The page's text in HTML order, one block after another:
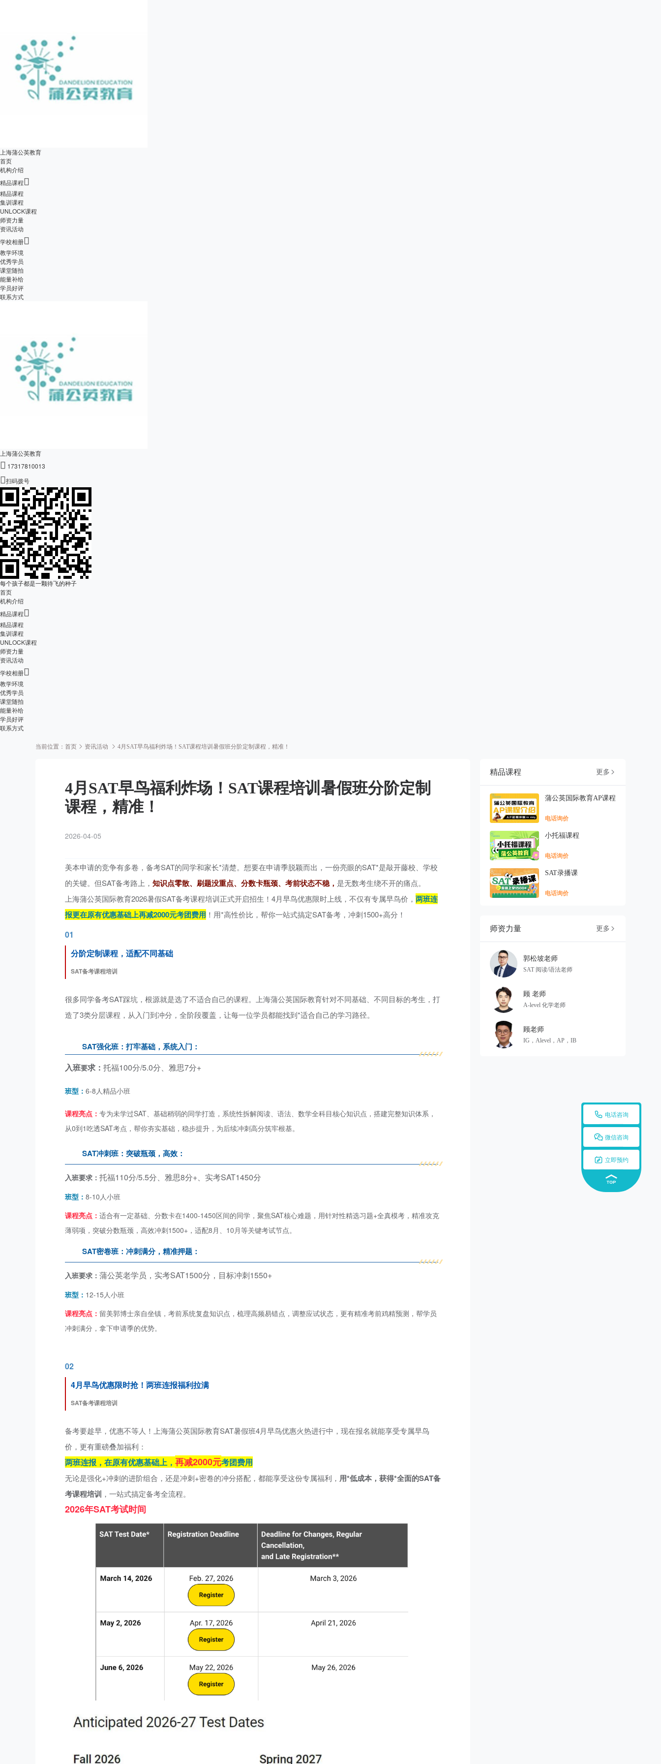
上海蒲公英教育
首页
机构介绍
精品课程
精品课程
集训课程
UNLOCK课程
师资力量
资讯活动
学校相册
教学环境
优秀学员
课堂随拍
能量补给
学员好评
联系方式
上海蒲公英教育
 17317810013
扫码拨号
每个孩子都是一颗待飞的种子
首页
机构介绍
精品课程
精品课程
集训课程
UNLOCK课程
师资力量
资讯活动
学校相册
教学环境
优秀学员
课堂随拍
能量补给
学员好评
联系方式
 电话咨询
 微信咨询
 立即预约
当前位置： 首页 资讯活动 4月SAT早鸟福利炸场！SAT课程培训暑假班分阶定制课程，精准！
4月SAT早鸟福利炸场！SAT课程培训暑假班分阶定制
课程，精准！
2026-04-05
美本申请的竞争有多卷，备考SAT的同学和家长*清楚。想要在申请季脱颖而出，一份亮眼的SAT*是敲开藤校、学校
的关键。但SAT备考路上， 知识点零散、刷题没重点、分数卡瓶颈、考前状态不稳， 是无数考生绕不开的痛点。
上海蒲公英国际教育2026暑假SAT备考课程培训正式开启招生！4月早鸟优惠限时上线，不仅有专属早鸟价， 两班连
报更在原有优惠基础上再减2000元考团费用 ！用*高性价比，帮你一站式搞定SAT备考，冲刺1500+高分！
01
分阶定制课程，适配不同基础
SAT备考课程培训
很多同学备考SAT踩坑，根源就是选了不适合自己的课程。上海蒲公英国际教育针对不同基础、不同目标的考生，打
造了3类分层课程，从入门到冲分，全阶段覆盖，让每一位学员都能找到*适合自己的学习路径。
SAT强化班：打牢基础，系统入门：
入班要求： 托福100分/5.0分、雅思7分+
班型 ： 6-8人精品小班
课程亮点： 专为未学过SAT、基础稍弱的同学打造，系统性拆解阅读、语法、数学全科目核心知识点，搭建完整知识体系，
从0到1吃透SAT考点，帮你夯实基础，稳步提升，为后续冲刺高分筑牢根基。
SAT冲刺班：突破瓶颈，高效：
入班要求： 托福110分/5.5分、雅思8分+、实考SAT1450分
班型： 8-10人小班
课程亮点： 适合有一定基础、分数卡在1400-1450区间的同学，聚焦SAT核心难题，用针对性精选习题+全真模考，精准攻克
薄弱项，突破分数瓶颈，高效冲刺1500+，适配8月、10月等关键考试节点。
SAT密卷班：冲刺满分，精准押题 ：
入班要求： 蒲公英老学员，实考SAT1500分，目标冲刺1550+
班型： 12-15人小班
课程亮点： 留美郭博士亲自坐镇，考前系统复盘知识点，梳理高频易错点，调整应试状态，更有精准考前鸡精预测，帮学员
冲刺满分，拿下申请季的优势。
02
4月早鸟优惠限时抢！两班连报福利拉满
SAT备考课程培训
备考要趁早，优惠不等人！上海蒲公英国际教育SAT暑假班4月早鸟优惠火热进行中，现在报名就能享受专属早鸟
价，更有重磅叠加福利：
两班连报，在原有优惠基础上， 再减2000元考团费用
无论是强化+冲刺的进阶组合，还是冲刺+密卷的冲分搭配，都能享受这份专属福利， 用*低成本，获得*全面的SAT备
考课程培训 ，一站式搞定备考全流程。
2026年SAT考试时间
精品课程 更多 
蒲公英国际教育AP课程
电话询价
小托福课程
电话询价
SAT录播课
电话询价
师资力量 更多 
郭松坡老师
SAT 阅读/语法老师
顾 老师
A-level 化学老师
顾老师
IG，Alevel，AP，IB